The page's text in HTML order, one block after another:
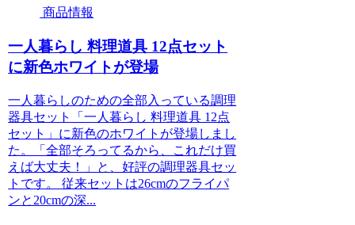
商品情報
一人暮らし 料理道具 12点セット
に新色ホワイトが登場
一人暮らしのための全部入っている調理
器具セット「一人暮らし 料理道具 12点
セット」に新色のホワイトが登場しまし
た。「全部そろってるから、これだけ買
えば大丈夫！」と、好評の調理器具セッ
トです。 従来セットは26cmのフライパ
ンと20cmの深...